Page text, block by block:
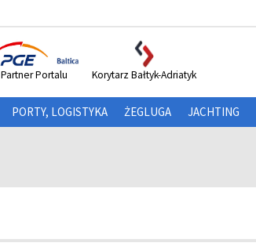
Partner Portalu Korytarz Bałtyk-Adriatyk
PORTY, LOGISTYKA ŻEGLUGA JACHTING